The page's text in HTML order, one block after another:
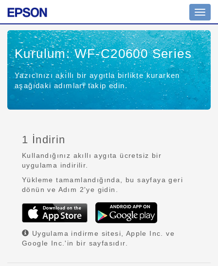
Kurulum: WF-C20600 Series
Yazıcınızı akıllı bir aygıtla birlikte kurarken
aşağıdaki adımları takip edin.
1 İndirin
Kullandığınız akıllı aygıta ücretsiz bir
uygulama indirilir.
Yükleme tamamlandığında, bu sayfaya geri
dönün ve Adım 2'ye gidin.
Uygulama indirme sitesi, Apple Inc. ve
Google Inc.'in bir sayfasıdır.